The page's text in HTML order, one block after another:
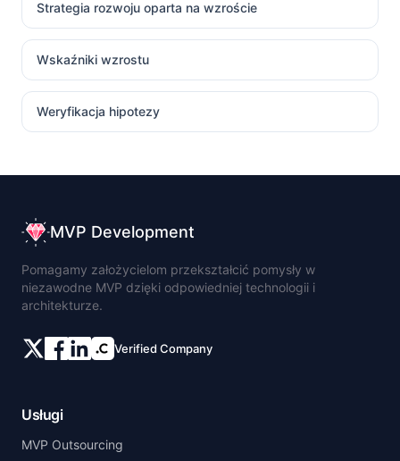
Strategia rozwoju oparta na wzroście
Wskaźniki wzrostu
Weryfikacja hipotezy
MVP Development
Pomagamy założycielom przekształcić pomysły w
niezawodne MVP dzięki odpowiedniej technologii i
architekturze.
Verified Company
Usługi
MVP Outsourcing